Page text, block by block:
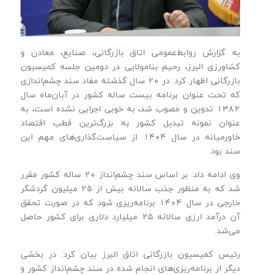
به گزارش روابط‌عمومی اتاق بازرگانی، صنایع، معادن و
کشاورزی البرز، رحیم بنامولایی در دومین جلسه کمیسیون
بازرگانی اظهار کرد: در ۲۰ سال گذشته مفاد سند چشم‌اندازی
که تحت عنوان برنامه بیست ساله کشور در آبان‌ماه سال
۱۳۸۲ تدوین و مصوب شد، به خوبی اجرایی نشده است، به
عنوان نمونه تبدیل کشور به بزرگ‌ترین قطب اقتصاد
خاورمیانه در سال ۱۴۰۴ از سیاست‌گذاری‌های مهم این
سند بود.
وی ادامه داد: بر اساس سند چشم‌انداز ۲۰ ساله کشور مقرر
شد که به منظور جذب سالانه بیش از ۲۵ میلیون گردشگر
خارجی در سال ۱۴۰۴ برنامه‌ریزی شود که در صورت تحقق
آن درآمد ارزی سالانه ۲۵ میلیارد دلاری برای کشور حاصل
می‌شد.
رئیس کمیسیون بازرگانی اتاق البرز بیان کرد: در بخشی
دیگر از برنامه‌ریزی‌های انجام شده در سند چشم‌انداز کشور و